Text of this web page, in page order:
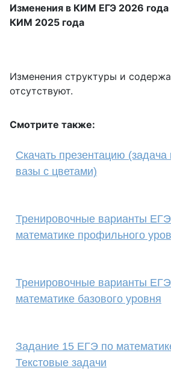
Изменения в КИМ ЕГЭ 2026 года
КИМ 2025 года
Изменения структуры и
отсутствуют.
Смотрите также:
Cкачать презентацию (задача
вазы с цветами)
Тренировочные варианты
математике профильного
Тренировочные варианты
математике базового уровня
Задание 15 ЕГЭ по
Текстовые задачи